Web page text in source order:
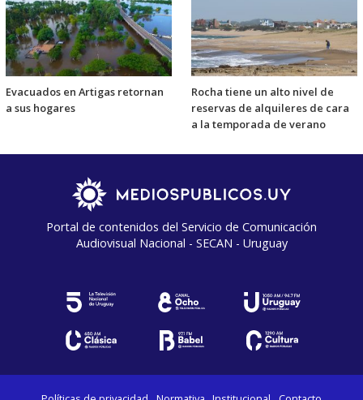
Evacuados en Artigas retornan
a sus hogares
Rocha tiene un alto nivel de
reservas de alquileres de cara
a la temporada de verano
Portal de contenidos del Servicio de Comunicación
Audiovisual Nacional - SECAN - Uruguay